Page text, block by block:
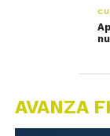
AVANZA